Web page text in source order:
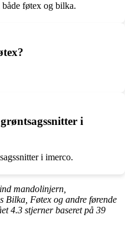
føtex og bilka.
i
i imerco.
mandolinjern,
Bilka, Føtex og andre førende
4.3 stjerner baseret på 39